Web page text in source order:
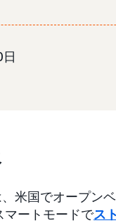
米国でオープン
マートモードでス